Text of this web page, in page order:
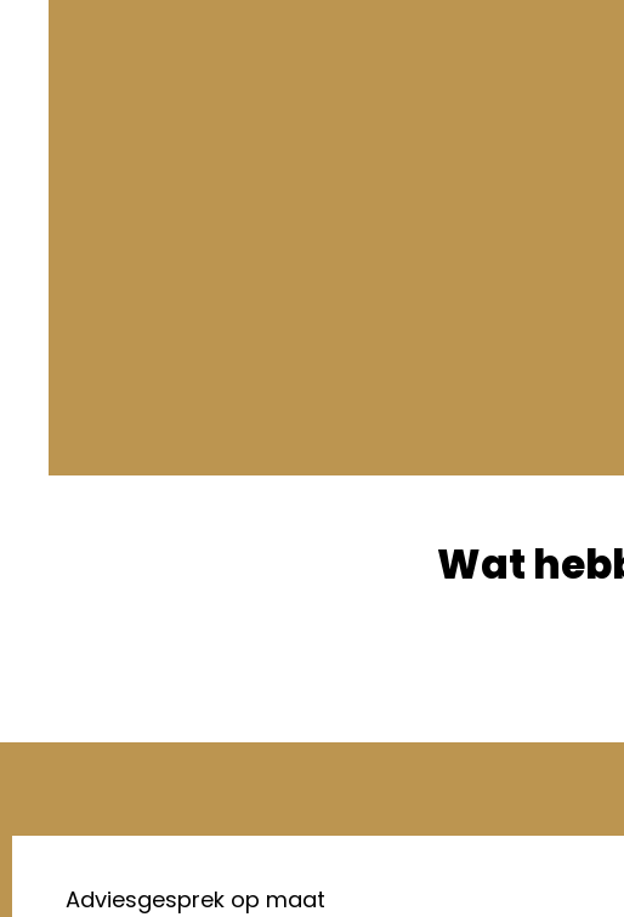
Wat
Adviesgesprek op maat